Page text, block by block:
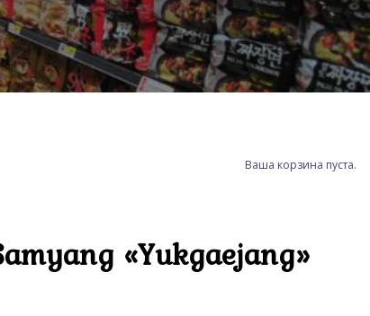
Ваша корзина пуста.
«Yukgaejang»